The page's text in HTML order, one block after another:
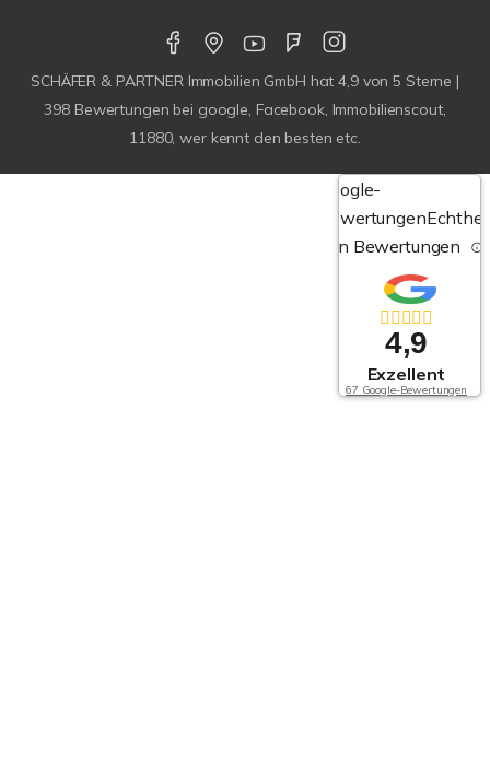
SCHÄFER & PARTNER Immobilien GmbH hat4,9von5 Sterne |
398 Bewertungen bei google, Facebook, Immobilienscout,
11880, wer kennt den besten etc.
Google-
Bewertungen
von Bewertungen
4,9
Exzellent
67 Google-Bewertungen